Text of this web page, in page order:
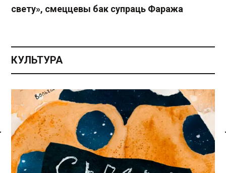
Спасылка без VPN
свету», смеццевы бак супраць Фаража
КУЛЬТУРА